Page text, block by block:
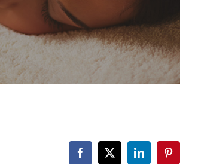
Facebook
X LinkedIn